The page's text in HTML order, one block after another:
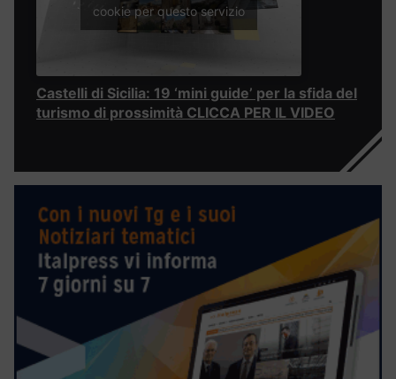
cookie per questo servizio
Castelli di Sicilia: 19 ‘mini guide’ per la sfida del
turismo di prossimità CLICCA PER IL VIDEO